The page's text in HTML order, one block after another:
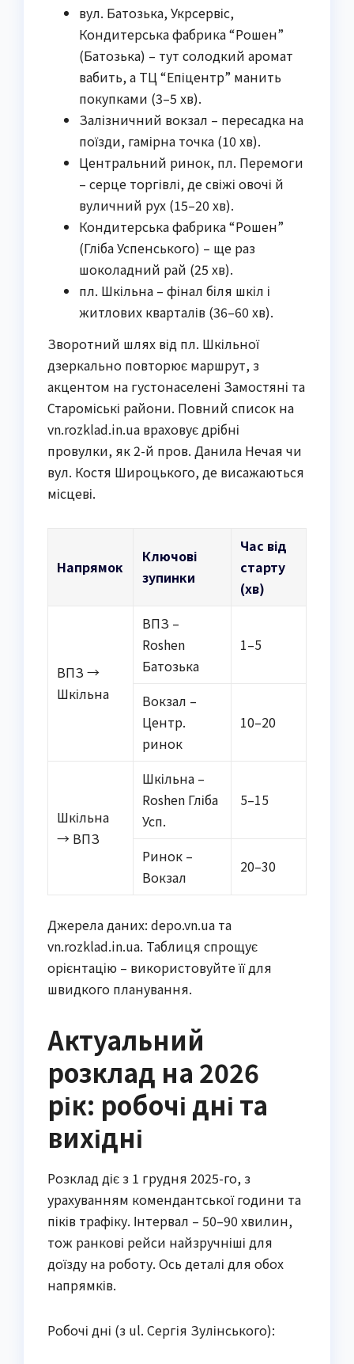
вул. Батозька, Укрсервіс,
Кондитерська фабрика “Рошен”
(Батозька) – тут солодкий аромат
вабить, а ТЦ “Епіцентр” манить
покупками (3–5 хв).
Залізничний вокзал – пересадка на
поїзди, гамірна точка (10 хв).
Центральний ринок, пл. Перемоги
– серце торгівлі, де свіжі овочі й
вуличний рух (15–20 хв).
Кондитерська фабрика “Рошен”
(Гліба Успенського) – ще раз
шоколадний рай (25 хв).
пл. Шкільна – фінал біля шкіл і
житлових кварталів (36–60 хв).
Зворотний шлях від пл. Шкільної
дзеркально повторює маршрут, з
акцентом на густонаселені Замостяні та
Староміські райони. Повний список на
vn.rozklad.in.ua враховує дрібні
провулки, як 2-й пров. Данила Нечая чи
вул. Костя Широцького, де висажаються
місцеві.
Напрямок
Ключові
зупинки
Час від
старту
(хв)
ВПЗ →
Шкільна
ВПЗ –
Roshen
Батозька
1–5
Вокзал –
Центр.
ринок
10–20
Шкільна
→ ВПЗ
Шкільна –
Roshen Гліба
Усп.
5–15
Ринок –
Вокзал
20–30
Джерела даних: depo.vn.ua та
vn.rozklad.in.ua. Таблиця спрощує
орієнтацію – використовуйте її для
швидкого планування.
Актуальний
розклад на 2026
рік: робочі дні та
вихідні
Розклад діє з 1 грудня 2025-го, з
урахуванням комендантської години та
піків трафіку. Інтервал – 50–90 хвилин,
тож ранкові рейси найзручніші для
доїзду на роботу. Ось деталі для обох
напрямків.
Робочі дні (з ul. Сергія Зулінського):